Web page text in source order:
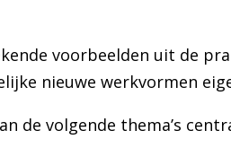
voorbeelden uit de
nieuwe werkvormen
de volgende thema’s